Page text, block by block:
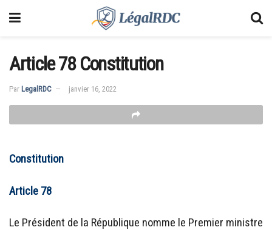
Article 78 Constitution
Par LegalRDC janvier 16, 2022
Constitution
Article 78
Le Président de la République nomme le Premier ministre